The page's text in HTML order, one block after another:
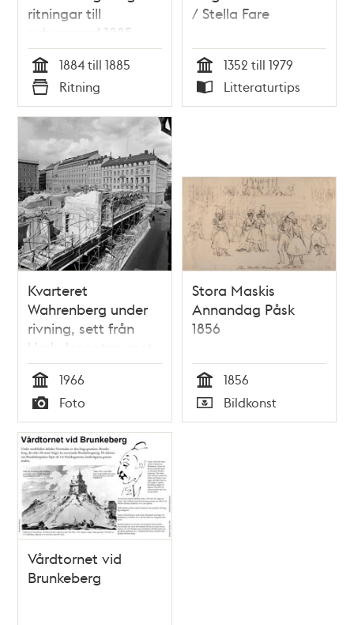
ritningar till
nybyggnad 1885
(samt odaterat)
Tid
1884 till 1885
Typ
Ritning
/ Stella Fare
Tid
1352 till 1979
Typ
Litteraturtips
Kvarteret
Wahrenberg under
rivning, sett från
Herkulesgatan mot
Brunkebergstorg. Kv.
Åskslaget i
bakgrunden är idag
Gallerian
Tid
1966
Typ
Foto
Stora Maskis
Annandag Påsk
1856
Tid
1856
Typ
Bildkonst
Vårdtornet vid
Brunkeberg